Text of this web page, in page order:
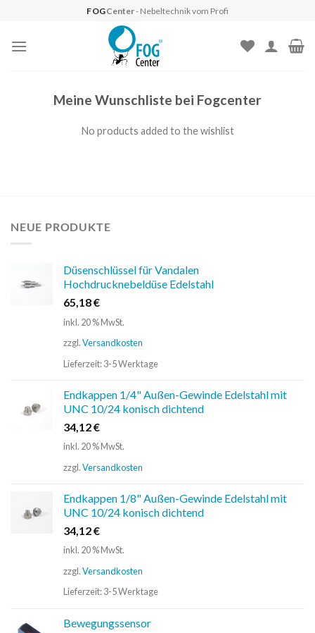
content
FOGCenter- Nebeltechnik vom Profi
Meine Wunschliste bei Fogcenter
No products added to the wishlist
NEUE PRODUKTE
Düsenschlüssel für Vandalen
Hochdrucknebeldüse Edelstahl
65,18€
inkl. 20 % MwSt.
zzgl.Versandkosten
Lieferzeit:3-5 Werktage
Endkappen 1/4" Außen-Gewinde Edelstahl mit
UNC 10/24 konisch dichtend
34,12€
inkl. 20 % MwSt.
zzgl.Versandkosten
Endkappen 1/8" Außen-Gewinde Edelstahl mit
UNC 10/24 konisch dichtend
34,12€
inkl. 20 % MwSt.
zzgl.Versandkosten
Lieferzeit:3-5 Werktage
Bewegungssensor